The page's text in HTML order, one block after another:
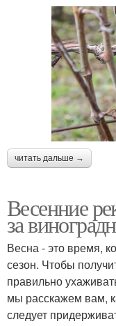
читать дальше →
Весенние
за
Весна - это время,
сезон. Чтобы
правильно
мы расскажем вам,
следует